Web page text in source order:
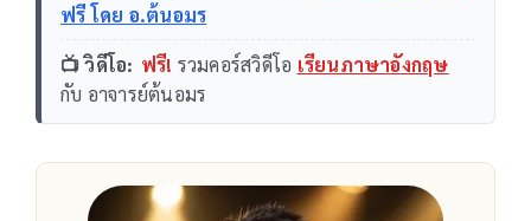
ฟรี โดย อ.ต้นอมร
📺 วิดีโอ: ฟรี! รวมคอร์สวิดีโอ เรียนภาษาอังกฤษ
กับ อาจารย์ต้นอมร